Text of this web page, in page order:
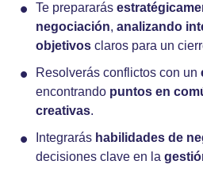
Te prepararás
negociación, analizando
objetivos claros para un
Resolverás conflictos con un
encontrando puntos en
creativas.
Integrarás habilidades de
decisiones clave en la